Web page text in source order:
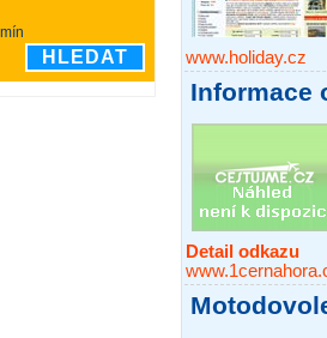
www.holiday.cz
Informace
Detail odkazu